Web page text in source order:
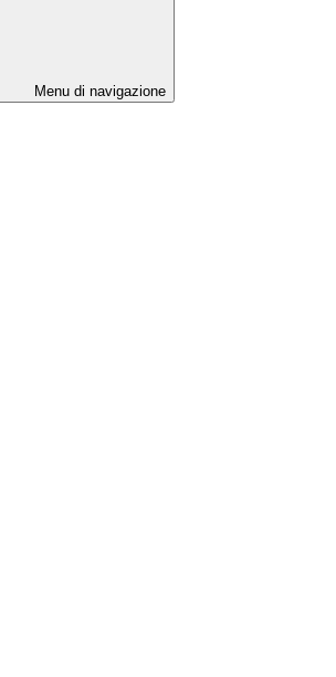
Menu di navigazione